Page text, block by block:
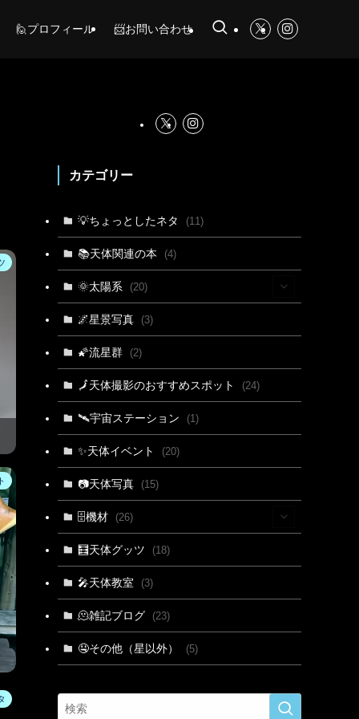
🙋プロフィール 📨お問い合わせ
カテゴリー
💡ちょっとしたネタ (11)
📚天体関連の本 (4)
🌞太陽系 (20)
(15)
(3)
🌌星景写真 (3)
🌠流星群 (2)
🗾天体撮影のおすすめスポット (24)
🛰宇宙ステーション (1)
✨天体イベント (20)
📷天体写真 (15)
🗄機材 (26)
(2)
(1)
(3)
🧮天体グッツ (18)
🎤天体教室 (3)
🫠雑記ブログ (23)
🤤その他（星以外） (5)